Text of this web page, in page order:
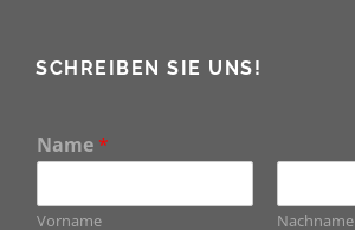
SCHREIBEN SIE UNS!
Name *
Vorname Nachname